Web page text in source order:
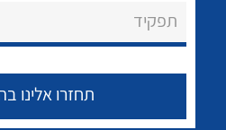
צור
תפקיד